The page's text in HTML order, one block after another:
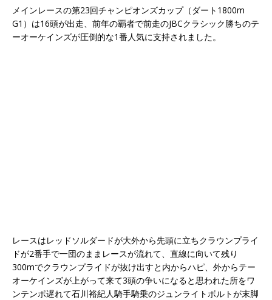
メインレースの第23回チャンピオンズカップ（ダート1800m
G1）は16頭が出走、前年の覇者で前走のJBCクラシック勝ちのテ
ーオーケインズが圧倒的な1番人気に支持されました。
レースはレッドソルダードが大外から先頭に立ちクラウンプライ
ドが2番手で一団のままレースが流れて、直線に向いて残り
300mでクラウンプライドが抜け出すと内からハピ、外からテー
オーケインズが上がって来て3頭の争いになると思われた所をワ
ンテンポ遅れて石川裕紀人騎手騎乗のジュンライトボルトが末脚